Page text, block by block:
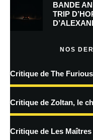
Prévenez-moi de tous les
traitées
BANDE
TRIP
NOS
Critique de The Furious
Critique de Zoltan, le
Critique de Les Maîtres